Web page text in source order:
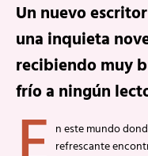
Un nuevo
una inquieta
recibiendo muy
frío a ningún
n este mundo
refrescante